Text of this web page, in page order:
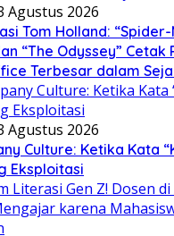
Agustus 2026
Tom Holland:
“The Odyssey” Cetak
Terbesar dalam
Agustus 2026
Culture: Ketika Kata
Eksploitasi